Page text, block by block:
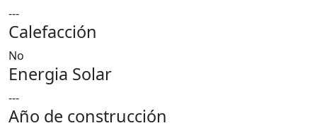
---
Calefacción
No
Energia Solar
---
Año de construcción